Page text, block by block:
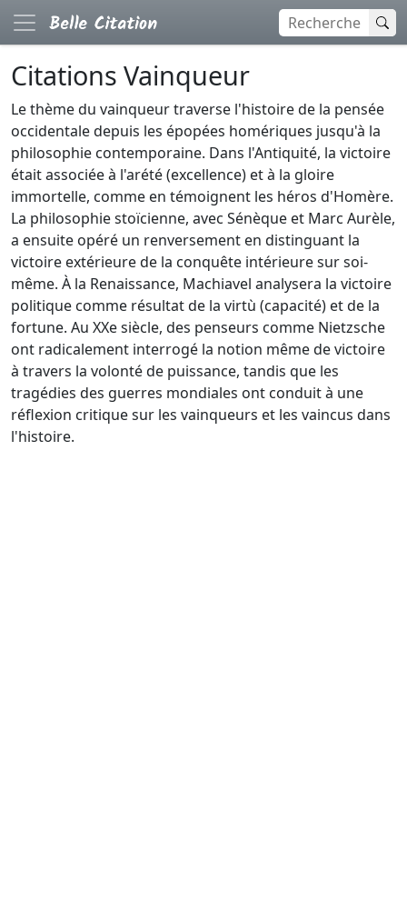
Citations Vainqueur
Le thème du vainqueur traverse l'histoire de la pensée
occidentale depuis les épopées homériques jusqu'à la
philosophie contemporaine. Dans l'Antiquité, la victoire
était associée à l'arété (excellence) et à la gloire
immortelle, comme en témoignent les héros d'Homère.
La philosophie stoïcienne, avec Sénèque et Marc Aurèle,
a ensuite opéré un renversement en distinguant la
victoire extérieure de la conquête intérieure sur soi-
même. À la Renaissance, Machiavel analysera la victoire
politique comme résultat de la virtù (capacité) et de la
fortune. Au XXe siècle, des penseurs comme Nietzsche
ont radicalement interrogé la notion même de victoire
à travers la volonté de puissance, tandis que les
tragédies des guerres mondiales ont conduit à une
réflexion critique sur les vainqueurs et les vaincus dans
l'histoire.